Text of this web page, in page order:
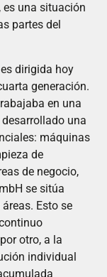
es una situación
partes del
dirigida hoy
generación.
en una
una
máquinas
de
de negocio,
se sitúa
Esto se
otro, a la
individual